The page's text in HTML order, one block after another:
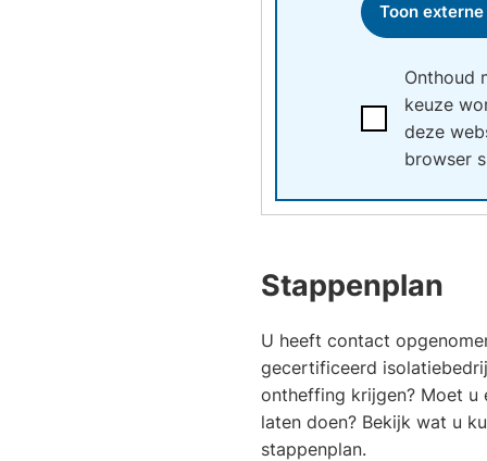
Toon
Ik
accepteer
voorwaarden
Onthoud
keuze
deze
browser
Stappenplan
U heeft contact
gecertificeerd
ontheffing krijgen? Moet u
laten doen? Bekijk wat u
stappenplan.